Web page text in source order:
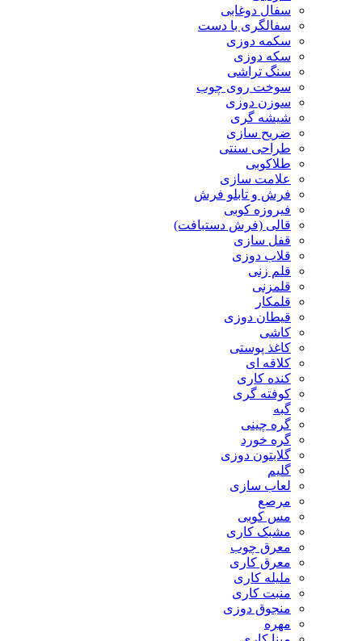
سفال دوغابی
سفالگری با دست
سکمه دوزی
سکه دوزی
سنگ تراشی
سوخت روی چوب
سوزن دوزی
شیشه گری
ضریح سازی
طراحی سنتی
طلاکوبی
علامت سازی
فرش و تابلو فرش
فیروزه کوبی
قالی (فرش دستبافت)
قفل سازی
قلاب دوزی
قلم زنی
قلمزنی
قلمکار
قیطان دوزی
کاشی
کاغذ پوستی
کلاقه ای
کنده کاری
کوفته گری
گبه
گره چینی
گره خورد
گلابتون دوزی
گلیم
لعاب سازی
مرصع
مس کوبی
مشبک کاری
معرق چوب
معرق کاری
مليله کاری
منبت کاری
منجوق دوزی
مهره